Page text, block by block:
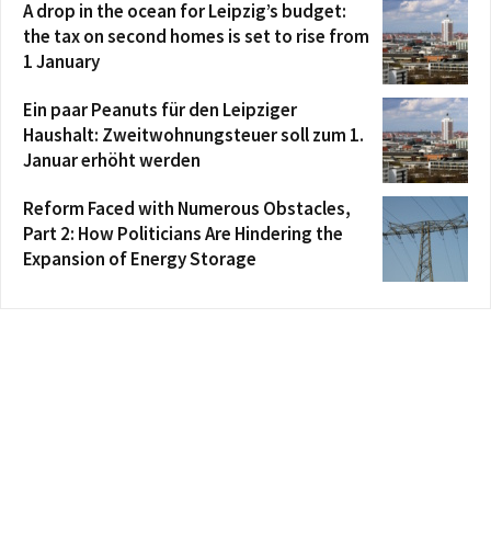
A drop in the ocean for Leipzig’s budget:
the tax on second homes is set to rise from
1 January
Ein paar Peanuts für den Leipziger
Haushalt: Zweitwohnungsteuer soll zum 1.
Januar erhöht werden
Reform Faced with Numerous Obstacles,
Part 2: How Politicians Are Hindering the
Expansion of Energy Storage